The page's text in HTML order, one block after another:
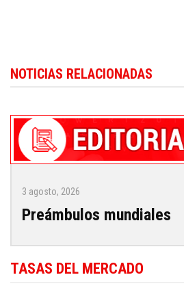
Republic news in English.
NOTICIAS RELACIONADAS
3 agosto, 2026
Preámbulos mundiales
TASAS DEL MERCADO